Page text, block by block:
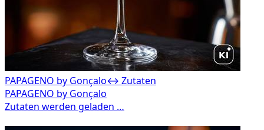
PAPAGENO by Gonçalo↔ Zutaten